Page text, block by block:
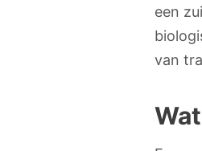
een
van